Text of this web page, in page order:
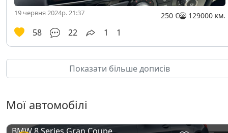
19 червня 2024р. 21:37 250 € 129000 км.
58 22 1 1
Показати більше дописів
Мої автомобілі